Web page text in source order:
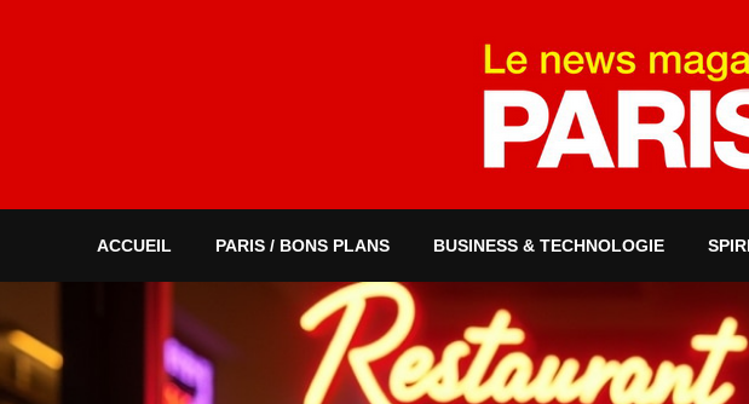
ACCUEIL PARIS / BONS PLANS BUSINESS & TECHNOLOGIE